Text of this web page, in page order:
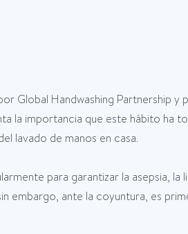
Global Handwashing Partnership
la importancia que este hábito ha
lavado de manos en casa.
para garantizar la asepsia,
embargo, ante la coyuntura, es